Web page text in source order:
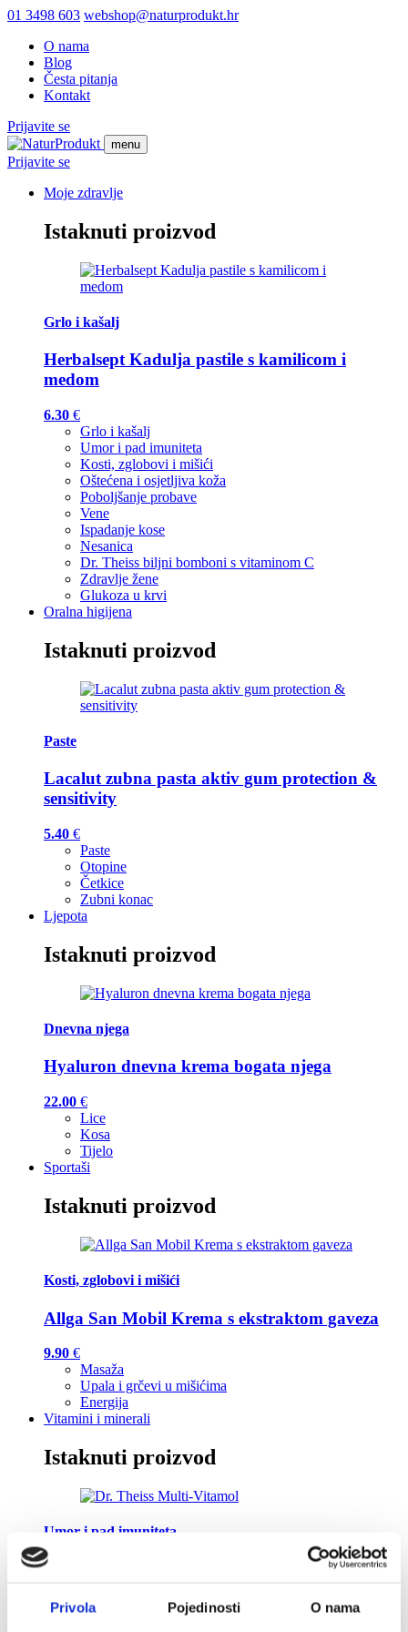
Privola Pojedinosti O nama
01 3498 603 webshop@naturprodukt.hr
O nama
Blog
Česta pitanja
Kontakt
Prijavite se
menu
Prijavite se
Moje zdravlje
Istaknuti proizvod
Grlo i kašalj
Herbalsept Kadulja pastile s kamilicom i
medom
6.30 €
Grlo i kašalj
Umor i pad imuniteta
Kosti, zglobovi i mišići
Oštećena i osjetljiva koža
Poboljšanje probave
Vene
Ispadanje kose
Nesanica
Dr. Theiss biljni bomboni s vitaminom C
Zdravlje žene
Glukoza u krvi
Oralna higijena
Istaknuti proizvod
Paste
Lacalut zubna pasta aktiv gum protection &
sensitivity
5.40 €
Paste
Otopine
Četkice
Zubni konac
Ljepota
Istaknuti proizvod
Dnevna njega
Hyaluron dnevna krema bogata njega
22.00 €
Lice
Kosa
Tijelo
Sportaši
Istaknuti proizvod
Kosti, zglobovi i mišići
Allga San Mobil Krema s ekstraktom gaveza
9.90 €
Masaža
Upala i grčevi u mišićima
Energija
Vitamini i minerali
Istaknuti proizvod
Umor i pad imuniteta
Dr. Theiss Multi-Vitamol
11.00€